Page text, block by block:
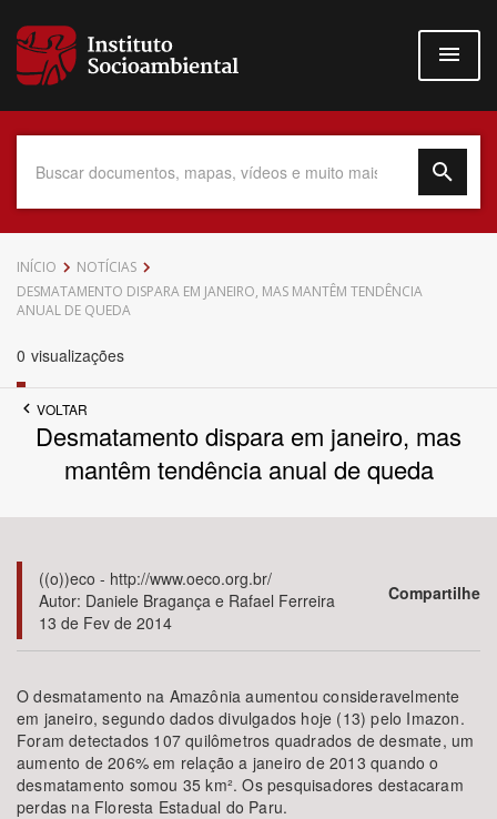
para
conteúdo
Data do Documento
Tema
Área de Levantamento
Área Protegida
INÍCIO
NOTÍCIAS
DESMATAMENTO DISPARA EM JANEIRO, MAS MANTÊM TENDÊNCIA
ANUAL DE QUEDA
0 visualizações
VOLTAR
Desmatamento dispara em janeiro, mas
mantêm tendência anual de queda
((o))eco - http://www.oeco.org.br/
Autor: Daniele Bragança e Rafael Ferreira
13 de Fev de 2014
Compartilhe
O desmatamento na Amazônia aumentou consideravelmente
em janeiro, segundo dados divulgados hoje (13) pelo Imazon.
Foram detectados 107 quilômetros quadrados de desmate, um
aumento de 206% em relação a janeiro de 2013 quando o
desmatamento somou 35 km². Os pesquisadores destacaram
perdas na Floresta Estadual do Paru.